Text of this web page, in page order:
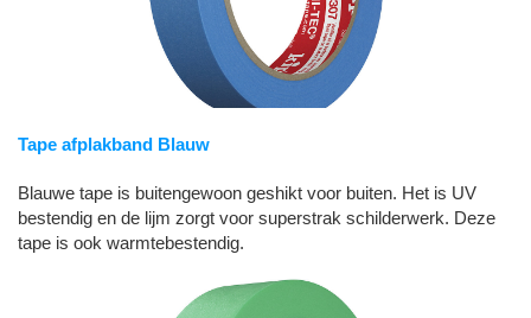
Tape afplakband Blauw
Blauwe tape is buitengewoon geshikt voor buiten. Het is UV
bestendig en de lijm zorgt voor superstrak schilderwerk. Deze
tape is ook warmtebestendig.